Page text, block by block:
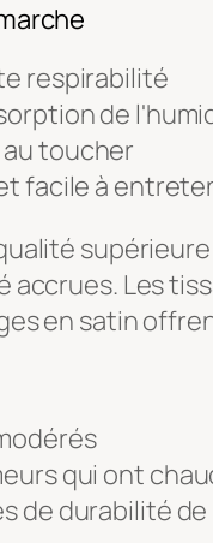
respirabilité
de
toucher
facile à
accrues. Les
en satin
qui ont
de durabilité